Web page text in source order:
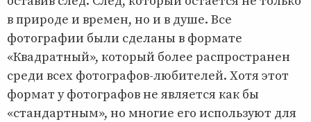
в природе и времен, но и в душе. Все
фотографии были сделаны в формате
«Квадратный», который более распространен
среди всех фотографов-любителей. Хотя этот
формат у фотографов не является как бы
«стандартным», но многие его используют для